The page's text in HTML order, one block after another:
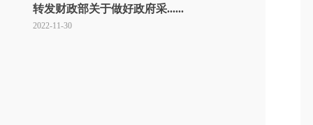
转发财政部关于做好政府采......
2022-11-30